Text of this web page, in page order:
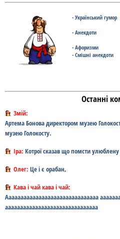
- Український гумор
- Анекдоти
- Афоризми
- Смішні анекдоти
Останні
Змій:
Артема Бонова директором музею
музею Голокосту.
Іра: Котрої сказав що помсти улюблену
Олег: Це і є орабан,
Кава і чай кава і чай:
Ааааааааааааааааааааааааааааааа
ааааааааааааааааааааааааааааааа